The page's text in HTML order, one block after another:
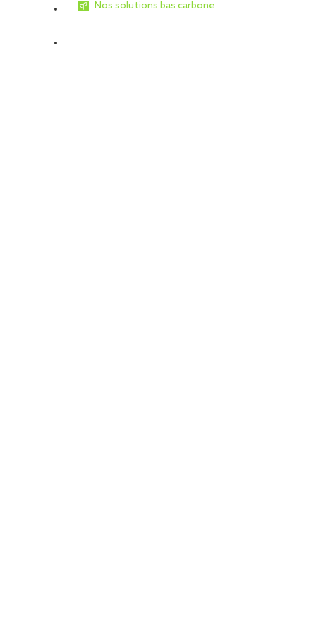
Nos solutions bas carbone